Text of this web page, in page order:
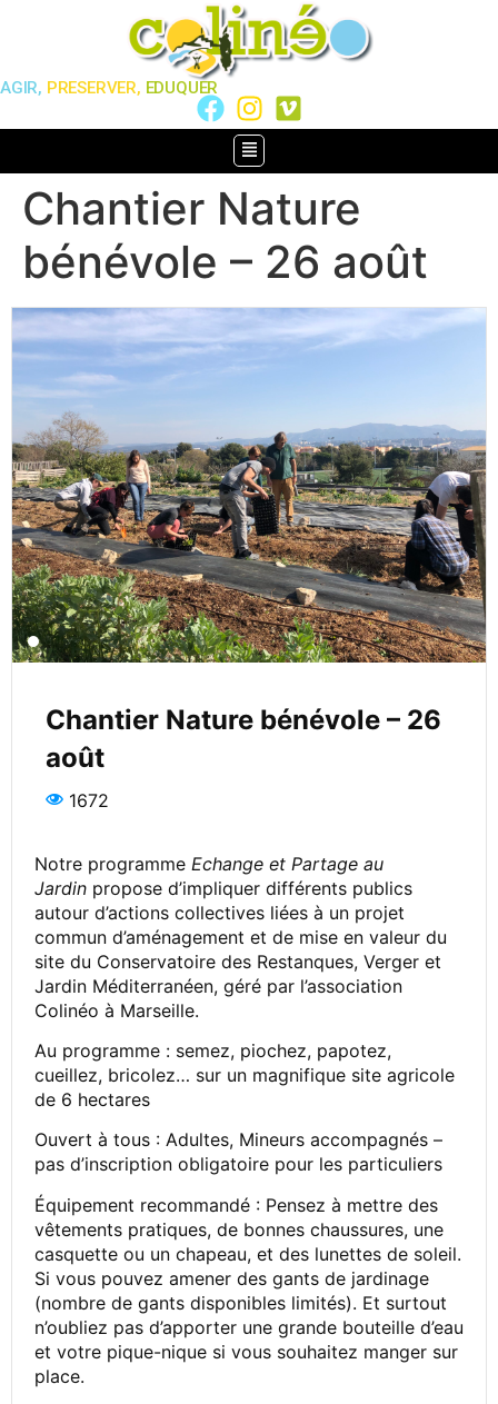
AGIR, PRESERVER, EDUQUER
Chantier Nature
bénévole – 26 août
Chantier Nature bénévole – 26
août
1672
Notre programme Echange et Partage au
Jardin propose d’impliquer différents publics
autour d’actions collectives liées à un projet
commun d’aménagement et de mise en valeur du
site du Conservatoire des Restanques, Verger et
Jardin Méditerranéen, géré par l’association
Colinéo à Marseille.
Au programme : semez, piochez, papotez,
cueillez, bricolez… sur un magnifique site agricole
de 6 hectares
Ouvert à tous : Adultes, Mineurs accompagnés –
pas d’inscription obligatoire pour les particuliers
Équipement recommandé : Pensez à mettre des
vêtements pratiques, de bonnes chaussures, une
casquette ou un chapeau, et des lunettes de soleil.
Si vous pouvez amener des gants de jardinage
(nombre de gants disponibles limités). Et surtout
n’oubliez pas d’apporter une grande bouteille d’eau
et votre pique-nique si vous souhaitez manger sur
place.